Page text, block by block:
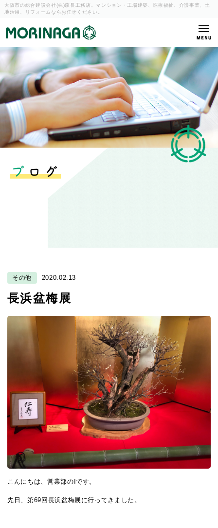
大阪市の総合建設会社(株)森長工務店。マンション・工場建築、
医療福祉、介護事業、土
地活用、リフォームならお任せください。
その他 2020.02.13
長浜盆梅展
こんにちは、営業部のIです。
先日、第69回長浜盆梅展に行ってきました。